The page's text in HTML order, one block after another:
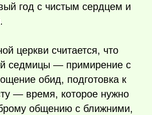
год с чистым сердцем и
церкви считается, что
седмицы — примирение с
обид, подготовка к
— время, которое нужно
общению с ближними,